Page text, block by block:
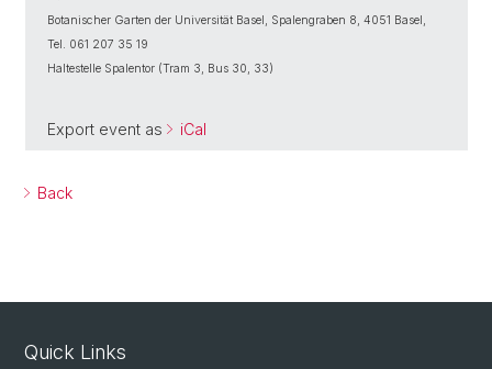
Botanischer Garten der Universität Basel, Spalengraben 8, 4051 Basel,
Tel. 061 207 35 19
Haltestelle Spalentor (Tram 3, Bus 30, 33)
Export event as iCal
Back
Quick Links